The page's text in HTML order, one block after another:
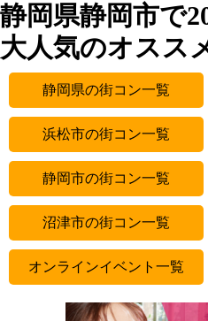
静岡県静岡市で
大人気のオスス
静岡県の街コン一覧
浜松市の街コン一覧
静岡市の街コン一覧
沼津市の街コン一覧
オンラインイベント一覧